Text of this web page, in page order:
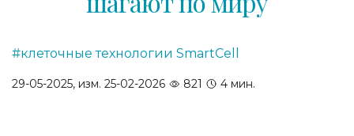
#клеточные технологии SmartCell
29-05-2025, изм. 25-02-2026 821 4 мин.